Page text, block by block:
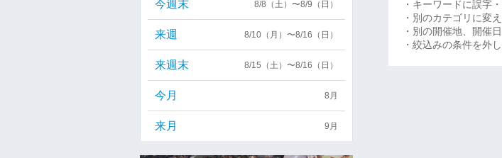
・キーワードに誤字
・別のカテゴリに変
・別の開催地、開催
・絞込みの条件を外し
今週末 8/8（土）〜8/9（日）
来週 8/10（月）〜8/16（日）
来週末 8/15（土）〜8/16（日）
今月 8月
来月 9月